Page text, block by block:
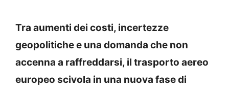
Tra aumenti dei costi, incertezze
geopolitiche e una domanda che non
accenna a raffreddarsi, il trasporto aereo
europeo scivola in una nuova fase di